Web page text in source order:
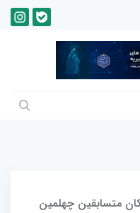
متسابقین چهلمین